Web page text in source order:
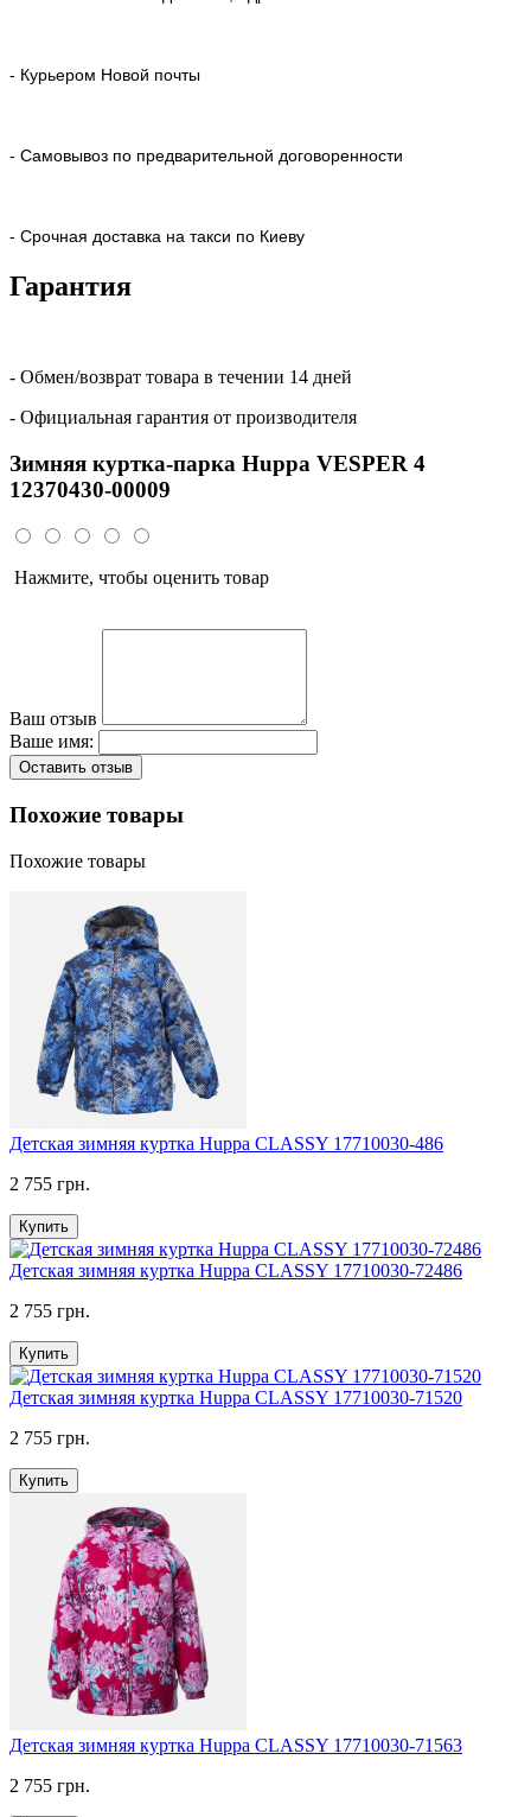
- Курьером Новой почты
- Самовывоз по предварительной договоренности
- Срочная доставка на такси по Киеву
Гарантия
- Обмен/возврат товара в течении 14 дней
- Официальная гарантия от производителя
Зимняя куртка-парка Huppa VESPER 4
12370430-00009
Нажмите, чтобы оценить товар
Ваш отзыв
Ваше имя:
Оставить отзыв
Похожие товары
Похожие товары
Детская зимняя куртка Huppa CLASSY 17710030-486
2 755 грн.
Купить
Детская зимняя куртка Huppa CLASSY 17710030-72486
2 755 грн.
Купить
Детская зимняя куртка Huppa CLASSY 17710030-71520
2 755 грн.
Купить
Детская зимняя куртка Huppa CLASSY 17710030-71563
2 755 грн.